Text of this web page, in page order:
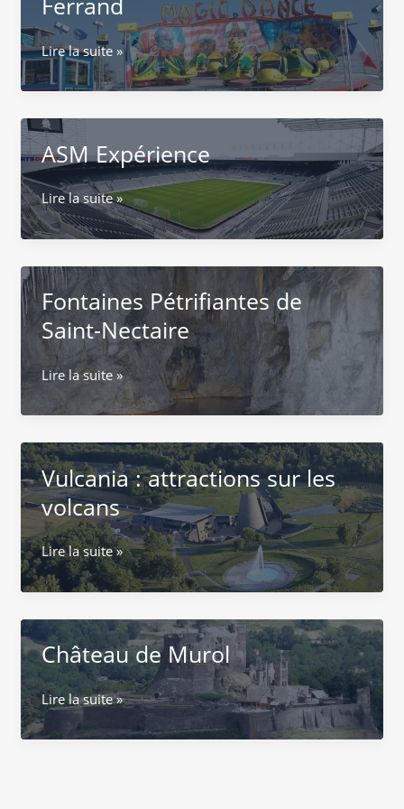
Le
Luna
Park
Clermont-
Ferrand
Lire la suite »
ASM Expérience
ASM
Expérience
Lire la suite »
Fontaines Pétrifiantes de
Saint-Nectaire
Fontaines
Pétrifiantes
de
Nectaire
Lire la suite »
Vulcania : attractions sur les
volcans
Vulcania
attractions
les
volcans
Lire la suite »
Château de Murol
Château
de
Murol
Lire la suite »